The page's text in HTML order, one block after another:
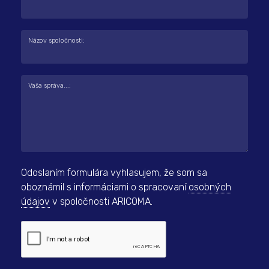
Názov spoločnosti:
Vaša správa...:
Odoslaním formulára vyhlasujem, že som sa
oboznámil s informáciami o spracovaní osobných
údajov v spoločnosti ARICOMA.